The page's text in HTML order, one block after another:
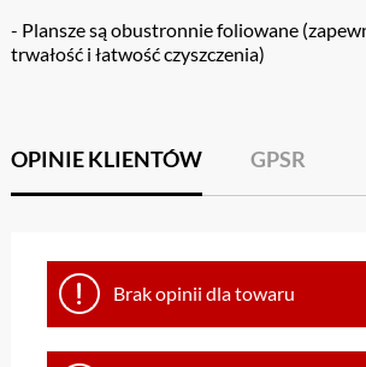
- Plansze są obustronnie foliowane
trwałość i łatwość czyszczenia)
OPINIE KLIENTÓW GPSR
Brak opinii dla towaru